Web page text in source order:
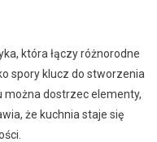
która łączy różnorodne
spory klucz do stworzenia
można dostrzec elementy,
że kuchnia staje się